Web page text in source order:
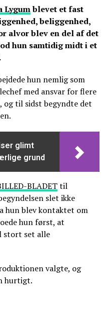
Lygumblevet et fast
beliggenhed,
alvor blev en del af det
hun samtidig midt i et
hun nemlig som
med ansvar for flere
og til sidst begyndte det
glimt
grund
BLADETtil
slet ikke
hun blev kontaktet om
hun først, at
stort set alle
valgte, og
hurtigt.